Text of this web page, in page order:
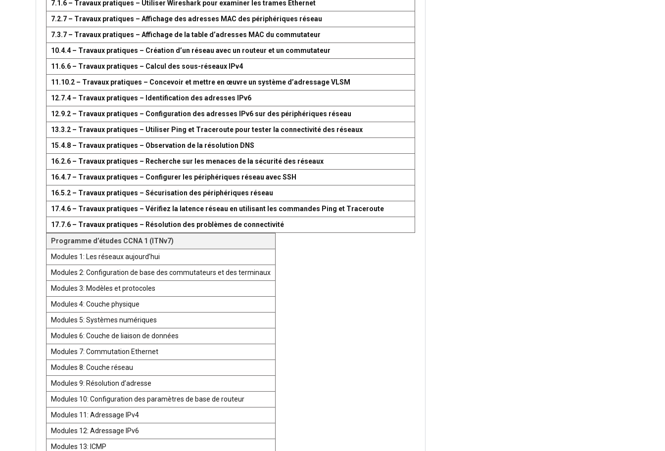
7.1.6 – Travaux pratiques – Utiliser Wireshark pour examiner les trames Ethernet
7.2.7 – Travaux pratiques – Affichage des adresses MAC des périphériques réseau
7.3.7 – Travaux pratiques – Affichage de la table d’adresses MAC du commutateur
10.4.4 – Travaux pratiques – Création d’un réseau avec un routeur et un commutateur
11.6.6 – Travaux pratiques – Calcul des sous-réseaux IPv4
11.10.2 – Travaux pratiques – Concevoir et mettre en œuvre un système d’adressage VLSM
12.7.4 – Travaux pratiques – Identification des adresses IPv6
12.9.2 – Travaux pratiques – Configuration des adresses IPv6 sur des périphériques réseau
13.3.2 – Travaux pratiques – Utiliser Ping et Traceroute pour tester la connectivité des réseaux
15.4.8 – Travaux pratiques – Observation de la résolution DNS
16.2.6 – Travaux pratiques – Recherche sur les menaces de la sécurité des réseaux
16.4.7 – Travaux pratiques – Configurer les périphériques réseau avec SSH
16.5.2 – Travaux pratiques – Sécurisation des périphériques réseau
17.4.6 – Travaux pratiques – Vérifiez la latence réseau en utilisant les commandes Ping et Traceroute
17.7.6 – Travaux pratiques – Résolution des problèmes de connectivité
Programme d’études CCNA 1 (ITNv7)
Modules 1: Les réseaux aujourd’hui
Modules 2: Configuration de base des commutateurs et des terminaux
Modules 3: Modèles et protocoles
Modules 4: Couche physique
Modules 5: Systèmes numériques
Modules 6: Couche de liaison de données
Modules 7: Commutation Ethernet
Modules 8: Couche réseau
Modules 9: Résolution d’adresse
Modules 10: Configuration des paramètres de base de routeur
Modules 11: Adressage IPv4
Modules 12: Adressage IPv6
Modules 13: ICMP